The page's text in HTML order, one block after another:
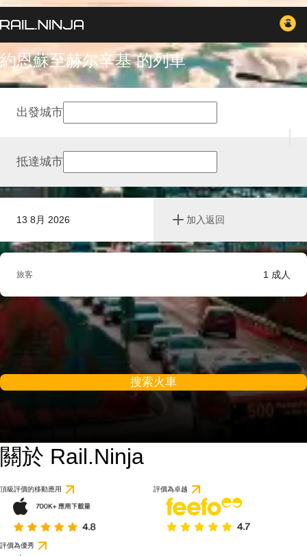
約恩蘇至赫尔辛基 的列車
13 8月 2026 加入返回
出發城市
抵達城市
旅客 1 成人
搜索火車
關於 Rail.Ninja
頂級評價的移動應用 評價為卓越
評價為優秀